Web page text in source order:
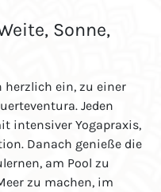
Sonne,
herzlich ein, zu einer
Jeden
intensiver Yogapraxis,
Danach genieße die
am Pool zu
zu machen, im